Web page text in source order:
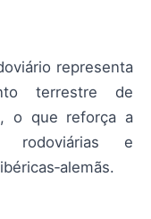
representa
terrestre de
o que reforça a
rodoviárias e